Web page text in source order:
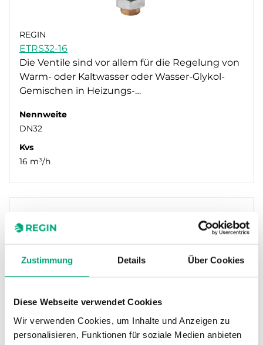
Zustimmung Details Über Cookies
Diese Webseite verwendet Cookies
Wir verwenden Cookies, um Inhalte und Anzeigen zu
personalisieren, Funktionen für soziale Medien anbieten
REGIN
ETRS32-16
Die Ventile sind vor allem für die Regelung von
Warm- oder Kaltwasser oder Wasser-Glykol-
Gemischen in Heizungs-…
Nennweite
DN32
Kvs
16 m³/h
REGIN
MTRS50-39